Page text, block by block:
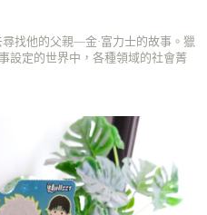
找他的父親—金·富力士的故事。獵
設定的世界中，各種領域的社會菁